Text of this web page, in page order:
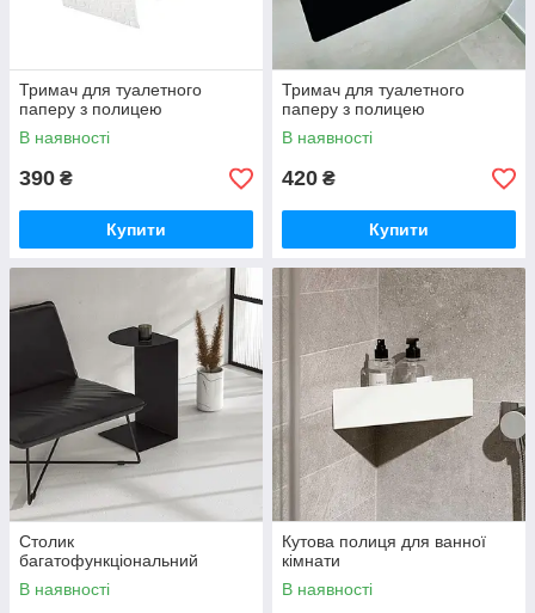
Тримач для туалетного
паперу з полицею
В наявності
390 ₴
Купити
Тримач для туалетного
паперу з полицею
В наявності
420 ₴
Купити
Столик
багатофункціональний
В наявності
Кутова полиця для ванної
кімнати
В наявності